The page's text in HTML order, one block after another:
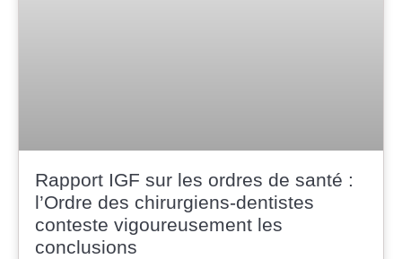
Rapport IGF sur les ordres de santé :
l’Ordre des chirurgiens-dentistes
conteste vigoureusement les
conclusions
Je certifie être un professionnel de
confidentialité